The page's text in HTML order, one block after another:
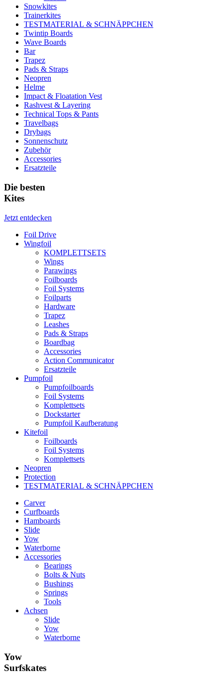
Snowkites
Trainerkites
TESTMATERIAL & SCHNÄPPCHEN
Twintip Boards
Wave Boards
Bar
Trapez
Pads & Straps
Neopren
Helme
Impact & Floatation Vest
Rashvest & Layering
Technical Tops & Pants
Travelbags
Drybags
Sonnenschutz
Zubehör
Accessories
Ersatzteile
Die besten
Kites
Jetzt entdecken
Foil Drive
Wingfoil
KOMPLETTSETS
Wings
Parawings
Foilboards
Foil Systems
Foilparts
Hardware
Trapez
Leashes
Pads & Straps
Boardbag
Accessories
Action Communicator
Ersatzteile
Pumpfoil
Pumpfoilboards
Foil Systems
Komplettsets
Dockstarter
Pumpfoil Kaufberatung
Kitefoil
Foilboards
Foil Systems
Komplettsets
Neopren
Protection
TESTMATERIAL & SCHNÄPPCHEN
Carver
Curfboards
Hamboards
Slide
Yow
Waterborne
Accessories
Bearings
Bolts & Nuts
Bushings
Springs
Tools
Achsen
Slide
Yow
Waterborne
Yow
Surfskates